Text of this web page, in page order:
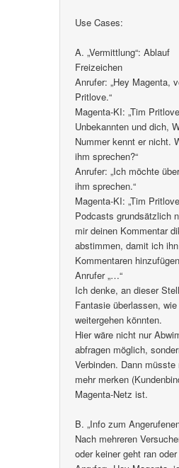
Use Cases:
A. „Vermittlung“: Ablauf
Freizeichen
Anrufer: „Hey Magenta,
Pritlove.“
Magenta-KI: „Tim
Unbekannten und dich,
Nummer kennt er nicht.
ihm sprechen?“
Anrufer: „Ich möchte
ihm sprechen.“
Magenta-KI: „Tim
Podcasts grundsätzlich
mir deinen Kommentar
abstimmen, damit ich
Kommentaren
Anrufer „…“
Ich denke, an dieser
Fantasie überlassen,
weitergehen könnten.
Hier wäre nicht nur
abfragen möglich,
Verbinden. Dann
mehr merken
Magenta-Netz ist.
B. „Info zum
Nach mehreren
oder keiner geht ran